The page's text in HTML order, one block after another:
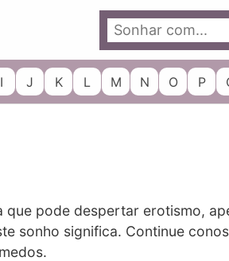
I J K L M N O P
que pode despertar erotismo,
sonho significa. Continue